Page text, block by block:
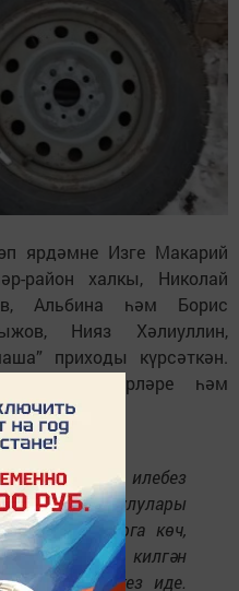
ярдәмне Изге Макарий
район халкы, Николай
Альбина һәм Борис
Нияз Хәлиуллин,
приходы күрсәткән.
челтәрләре һәм
иткән.
ныклыгы, илебез
көчле булулары
башкарырга көч,
без алып килгән
күрсәгез иде.